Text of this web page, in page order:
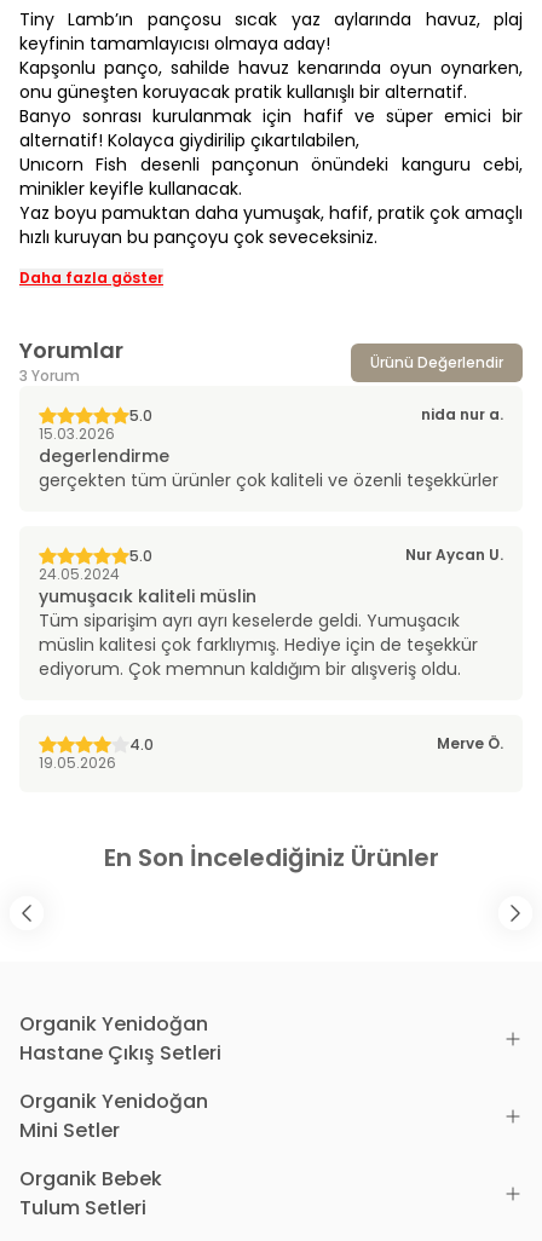
Tiny Lamb’ın pançosu sıcak yaz aylarında havuz, plaj
keyfinin tamamlayıcısı olmaya aday!
Kapşonlu panço, sahilde havuz kenarında oyun oynarken,
onu güneşten koruyacak pratik kullanışlı bir alternatif.
Banyo sonrası kurulanmak için hafif ve süper emici bir
alternatif! Kolayca giydirilip çıkartılabilen,
Unıcorn Fish desenli pançonun önündeki kanguru cebi,
minikler keyifle kullanacak.
Yaz boyu pamuktan daha yumuşak, hafif, pratik çok amaçlı
hızlı kuruyan bu pançoyu çok seveceksiniz.
Daha fazla göster
Yorumlar
3 Yorum
Ürünü Değerlendir
5.0 nida nur a.
15.03.2026
degerlendirme
gerçekten tüm ürünler çok kaliteli ve özenli teşekkürler
5.0 Nur Aycan U.
24.05.2024
yumuşacık kaliteli müslin
Tüm siparişim ayrı ayrı keselerde geldi. Yumuşacık
müslin kalitesi çok farklıymış. Hediye için de teşekkür
ediyorum. Çok memnun kaldığım bir alışveriş oldu.
4.0 Merve Ö.
19.05.2026
En Son İncelediğiniz Ürünler
Organik Yenidoğan
Hastane Çıkış Setleri
Organik Yenidoğan
Mini Setler
Organik Bebek
Tulum Setleri